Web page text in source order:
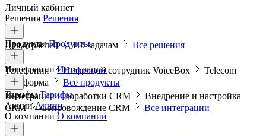
Личный кабинет
Решения Решения
Для отраслей По задачам Все решения
ПродуктыПродукты
Телефония Цифровой сотрудник VoiceBox
Telecom
платформа
Все продукты
ИнтеграцииИнтеграции
Интеграции и доработки CRM
Внедрение и настройка
CRM
Сопровождение CRM Все интеграции
ТарифыТарифы
АкцииАкции
О компании О компании